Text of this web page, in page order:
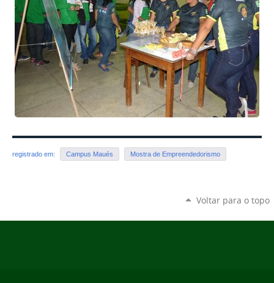
registrado em: Campus Maués Mostra de Empreendedorismo
Voltar para o topo